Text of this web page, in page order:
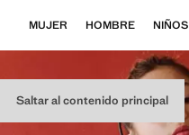
Saltar al contenido principal
MUJER HOMBRE NIÑOS